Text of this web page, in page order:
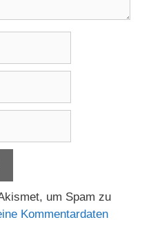
um Spam zu
Kommentardaten